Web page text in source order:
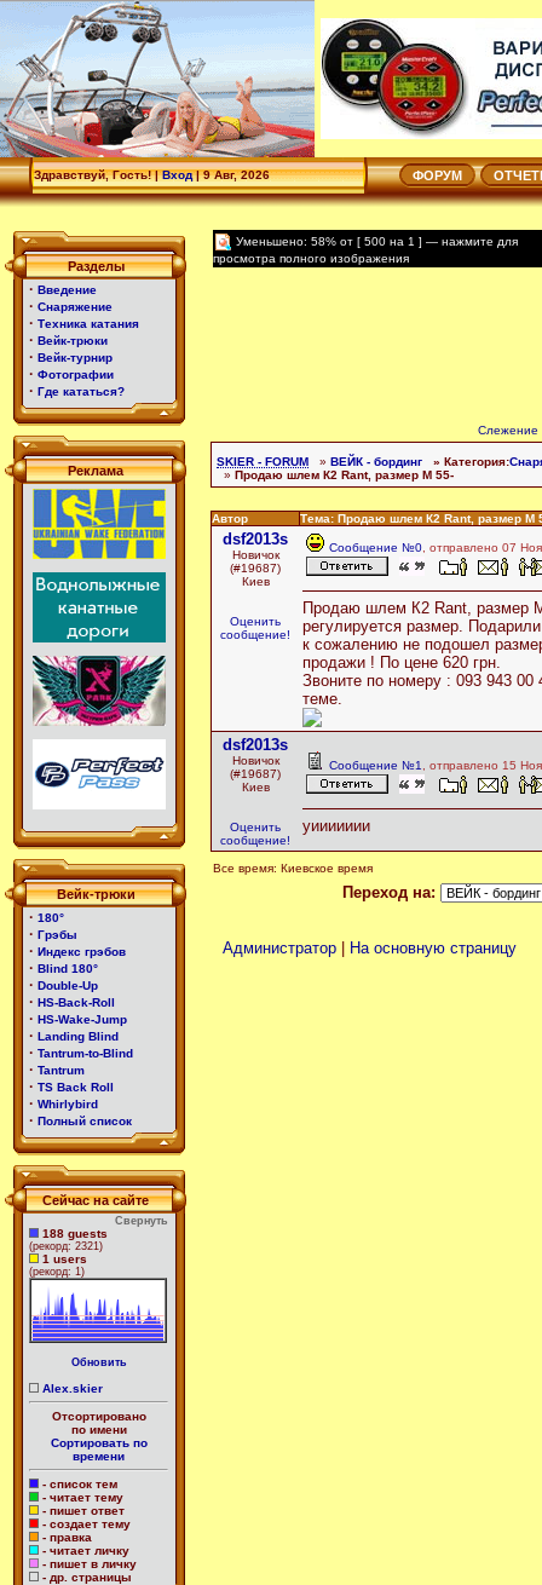
Здравствуй, Гость! |Вход|9 Авг, 2026 ФОРУМ
Разделы
· Введение
· Снаряжение
· Техника катания
· Вейк-трюки
· Вейк-турнир
· Фотографии
· Где кататься?
Реклама
Вейк-трюки
· 180°
· Грэбы
· Индекс грэбов
· Blind 180°
· Double-Up
· HS-Back-Roll
· HS-Wake-Jump
· Landing Blind
· Tantrum-to-Blind
· Tantrum
· TS Back Roll
· Whirlybird
· Полный список
Сейчас на сайте
Свернуть
188 guests
(рекорд: 2321)
1 users
(рекорд: 1)
Обновить
Alex.skier
Отсортировано
по имени
Сортировать по
времени
- список тем
- читает тему
- пишет ответ
- создает тему
- правка
- читает личку
- пишет в личку
- др. страницы
Уменьшено: 58% от [ 500 на 1 ] — нажмите для
просмотра полного изображения
Слежение
SKIER - FORUM » ВЕЙК - бординг » Категория:
» Продаю шлем К2 Rant, размер М 55-
Автор Тема: Продаю шлем К2 Rant, размер М
dsf2013s
Новичок
(#19687)
Киев
Оценить
сообщение!
Сообщение №0 , отправлено 07
Продаю шлем К2 Rant, размер
регулируется размер.
к сожалению не подошел
продажи ! По цене 620 грн.
Звоните по номеру : 093 943 00
теме.
dsf2013s
Новичок
(#19687)
Киев
Оценить
сообщение!
Сообщение №1 , отправлено 15
уиииииии
Все время: Киевское время
Переход на:
Администратор На основную страницу